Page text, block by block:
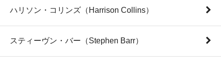
ハリソン・コリンズ（Harrison Collins）
スティーヴン・バー（Stephen Barr）